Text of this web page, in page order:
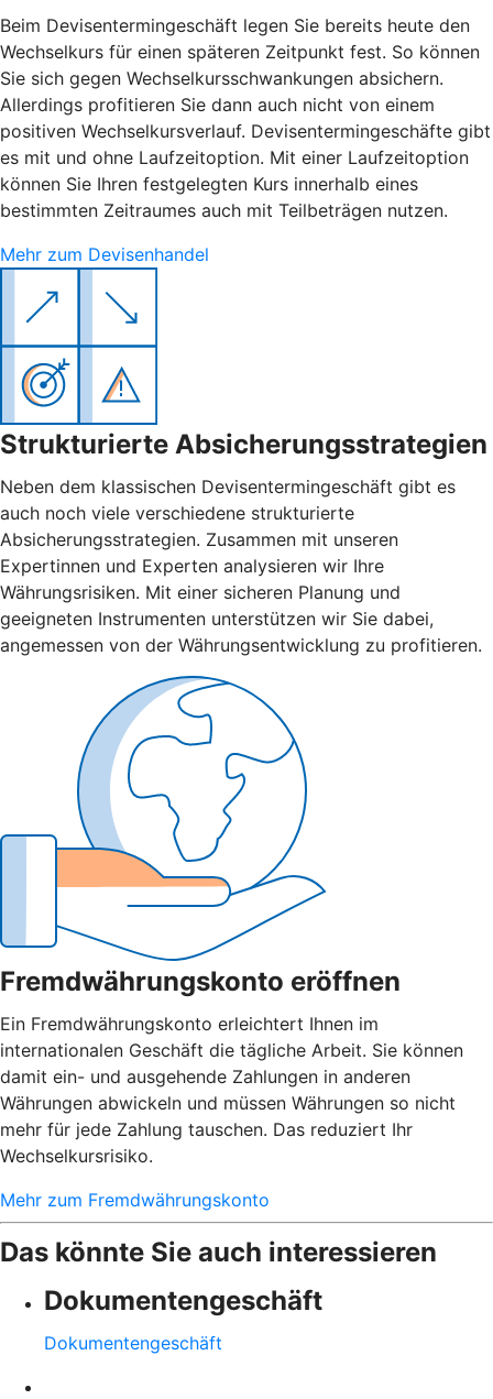
Beim Devisentermingeschäft legen Sie bereits heute den
Wechselkurs für einen späteren Zeitpunkt fest. So können
Sie sich gegen Wechselkursschwankungen absichern.
Allerdings profitieren Sie dann auch nicht von einem
positiven Wechselkursverlauf. Devisentermingeschäfte gibt
es mit und ohne Laufzeitoption. Mit einer Laufzeitoption
können Sie Ihren festgelegten Kurs innerhalb eines
bestimmten Zeitraumes auch mit Teilbeträgen nutzen.
Mehr zum Devisenhandel
Strukturierte Absicherungsstrategien
Neben dem klassischen Devisentermingeschäft gibt es
auch noch viele verschiedene strukturierte
Absicherungsstrategien. Zusammen mit unseren
Expertinnen und Experten analysieren wir Ihre
Währungsrisiken. Mit einer sicheren Planung und
geeigneten Instrumenten unterstützen wir Sie dabei,
angemessen von der Währungsentwicklung zu profitieren.
Fremdwährungskonto eröffnen
Ein Fremdwährungskonto erleichtert Ihnen im
internationalen Geschäft die tägliche Arbeit. Sie können
damit ein- und ausgehende Zahlungen in anderen
Währungen abwickeln und müssen Währungen so nicht
mehr für jede Zahlung tauschen. Das reduziert Ihr
Wechselkursrisiko.
Mehr zum Fremdwährungskonto
Das könnte Sie auch interessieren
Dokumentengeschäft
Dokumentengeschäft